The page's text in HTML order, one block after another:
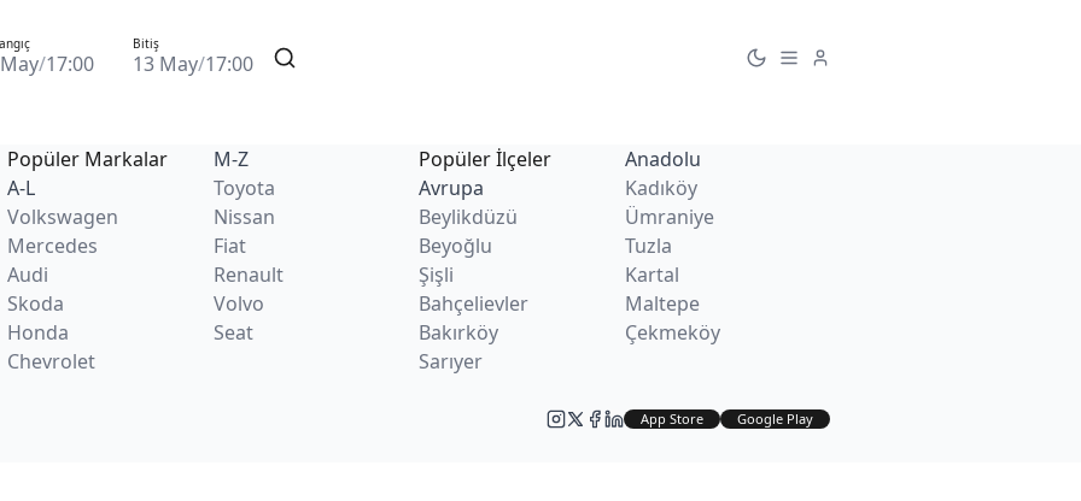
/17:00
Bitiş
13 May/17:00
Popüler Markalar
A-L
Volkswagen
Mercedes
Audi
Skoda
Honda
Chevrolet
M-Z
Toyota
Nissan
Fiat
Renault
Volvo
Seat
Popüler İlçeler
Avrupa
Beylikdüzü
Beyoğlu
Şişli
Bahçelievler
Bakırköy
Sarıyer
Anadolu
Kadıköy
Ümraniye
Tuzla
Kartal
Maltepe
Çekmeköy
App Store Google Play